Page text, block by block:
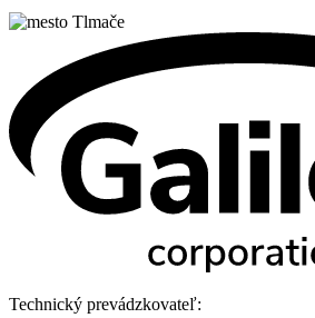
Technický prevádzkovateľ: